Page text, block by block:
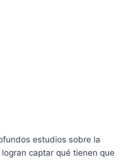
estudios sobre la
captar qué tienen que